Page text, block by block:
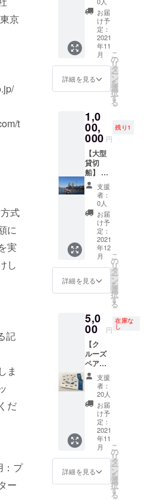
京
t
式
に
実
し
記
ま
だ
：プ
ー
ので、
メール
アドレ
スのご
登録を
お願い
いたし
ます
りま
す。ご
予約方
法は
メール
にてお
知らせ
いたし
ます。
またご
は含ま
れてお
りませ
ん。 ※
お礼の
メール
もお送
りいた
します
ので、
メール
アドレ
スのご
登録を
お願い
いたし
ます
で優雅
なひと
ときを
お過ご
しいた
だけま
す。
https://
youtu.b
e/HKuv
0A ●レ
ストラ
ンにつ
いて
SUD
Restra
nt
TERAK
OYA（h
ttps://s
ud-
terakoy
a.jp/）
”Menu
SUD（
ムニュ
スッ
ド）”の
コース
料理を
みくだ
さい。
●ご利用
期間に
ついて
2021年
11月～
2022年
12月 ※
クリス
マス、
年末年
始、バ
レンタ
イン
デー、
その他
（120
分）と
船内
ディ
ナーを
お楽し
みいた
だけま
す。お
ふたり
い東京
の夜を
お過ご
しくだ
さい。
https://
youtu.b
e/HKuv
c1HA0
利用期
間 2021
年12月
～2022
年12月
まで ※
クリス
マス、
年末年
始、バ
イン
デー、
その他
イベン
ト繁忙
日を除
く ●ご
利用に
ついて
事前の
ご予約
が必要
となり
ます。
ご予約
方法は
メール
お届
け予
定：
2021
年11
月
詳細を見る
こ
の
リ
タ
ー
ン
を
選
択
す
る
1,0
00,
000 円
残り1
【大型
貸切
船】 最
大180名
様まで
ご利用
いただ
ける、
120分の
貸切ク
ルーズ
となり
ます。
法人
様、個
人様と
利用い
ただけ
ます。
●ご利用
可能期
間 2021
年11月1
日より
2022年
3月31日
まで。
一部運
航不可
の日が
ござい
ますの
で、ご
支援
者：
0人
お届
け予
定：
2021
年12
月
詳細を見る
こ
の
リ
タ
ー
ン
を
選
択
す
る
5,0
00 円
在庫な
し
【ク
ルーズ
ペアチ
ケッ
ト】 浅
草～日
の出桟
橋間で
ご利用
いただ
けるク
ルーズ
のペア
チケッ
トで
す。隅
支援
者：
20人
お届
け予
定：
2021
年11
月
詳細を見る
こ
の
リ
タ
ー
ン
を
選
択
す
る